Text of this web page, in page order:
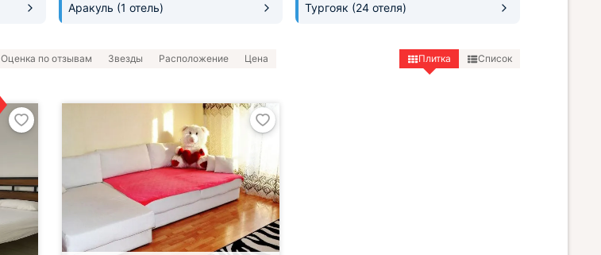
Аракуль (1 отель) Тургояк (24 отеля)
Оценка по отзывам Звезды Расположение Цена Плитка Список